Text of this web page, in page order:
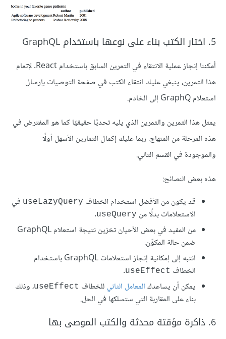
5. اختار الكتب بناء على نوعها باستخدام GraphQL
أمكننا إنجاز عملية الانتقاء في التمرين السابق باستخدام React. لإتمام
هذا التمرين، ينبغي عليك انتقاء الكتب في صفحة التوصيات بإرسال
استعلام GraphQ إلى الخادم.
يمثل هذا التمرين والتمرين الذي يليه تحديًا حقيقيًا كما هو المفترض في
هذه المرحلة من المنهاج. ربما عليك إكمال التمارين الأسهل أولًا
والموجودة في القسم التالي.
هذه بعض النصائح:
قد يكون من الأفضل استخدام الخطاف useLazyQuery في
الاستعلامات بدلًا من useQuery
.
من المفيد في بعض الأحيان تخزين نتيجة استعلام GraphQL
ضمن حالة المكوِّن.
انتبه إلى إمكانية إنجاز استعلامات GraphQL باستخدام
الخطاف useEffect
.
يمكن أن يساعدكالمعامل الثانيللخطاف useEffect، وذلك
بناء على المقاربة التي ستسلكها في الحل.
6. ذاكرة مؤقتة محدثة والكتب الموصى بها